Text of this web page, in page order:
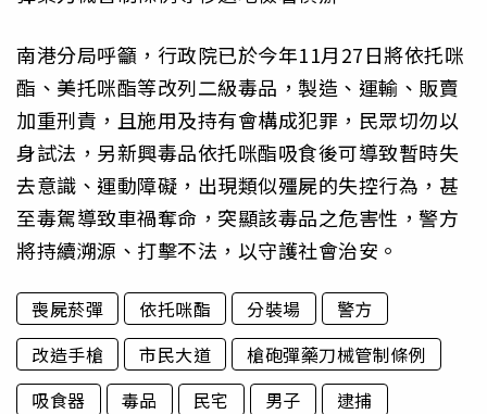
南港分局呼籲，行政院已於今年11月27日將依托咪
酯、美托咪酯等改列二級毒品，製造、運輸、販賣
加重刑責，且施用及持有會構成犯罪，民眾切勿以
身試法，另新興毒品依托咪酯吸食後可導致暫時失
去意識、運動障礙，出現類似殭屍的失控行為，甚
至毒駕導致車禍奪命，突顯該毒品之危害性，警方
將持續溯源、打擊不法，以守護社會治安。
喪屍菸彈 依托咪酯 分裝場
警方
改造手槍
市民大道
槍砲彈藥刀械管制條例
吸食器
毒品 民宅 男子
逮捕